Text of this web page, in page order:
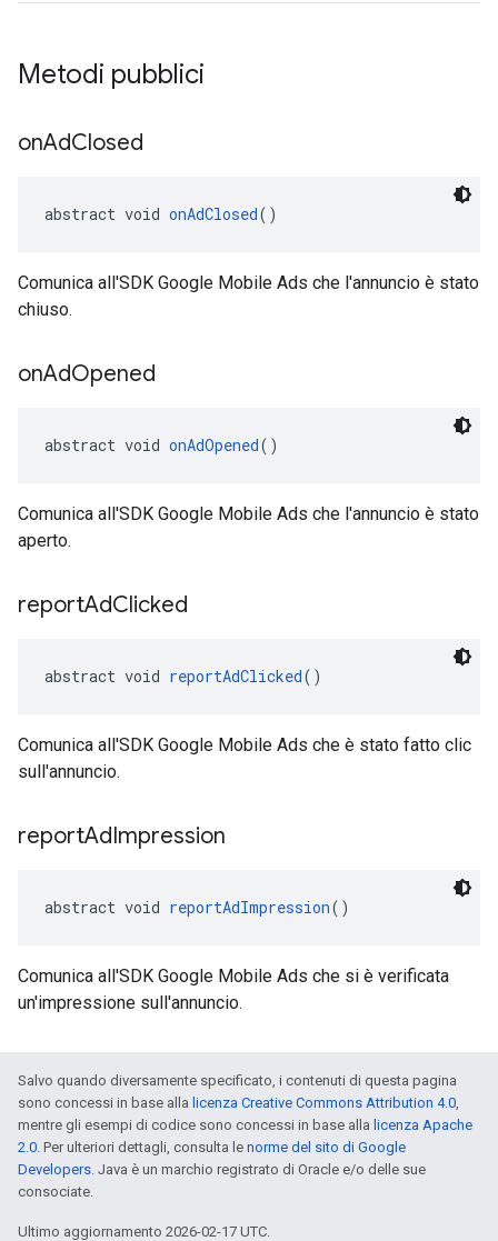
Metodi pubblici
onAdClosed
abstract void onAdClosed()
Comunica all'SDK Google Mobile Ads che l'annuncio è stato
chiuso.
onAdOpened
abstract void onAdOpened()
Comunica all'SDK Google Mobile Ads che l'annuncio è stato
aperto.
reportAdClicked
abstract void reportAdClicked()
Comunica all'SDK Google Mobile Ads che è stato fatto clic
sull'annuncio.
reportAdImpression
abstract void reportAdImpression()
Comunica all'SDK Google Mobile Ads che si è verificata
un'impressione sull'annuncio.
Salvo quando diversamente specificato, i contenuti di questa pagina
sono concessi in base alla licenza Creative Commons Attribution 4.0,
mentre gli esempi di codice sono concessi in base alla licenza Apache
2.0. Per ulteriori dettagli, consulta le norme del sito di Google
Developers. Java è un marchio registrato di Oracle e/o delle sue
consociate.
Ultimo aggiornamento 2026-02-17 UTC.